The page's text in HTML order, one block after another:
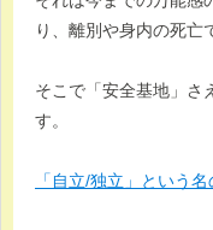
り、離別や身内の死亡
そこで「安全基地」さ
す。
「自立/独立」という